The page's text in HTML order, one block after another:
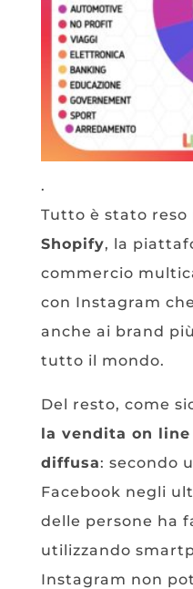
.
Tutto è stato reso
Shopify, la
commercio
con Instagram
anche ai brand
tutto il mondo.
Del resto, come
la vendita on
diffusa: secondo
Facebook negli
delle persone ha
utilizzando
Instagram non